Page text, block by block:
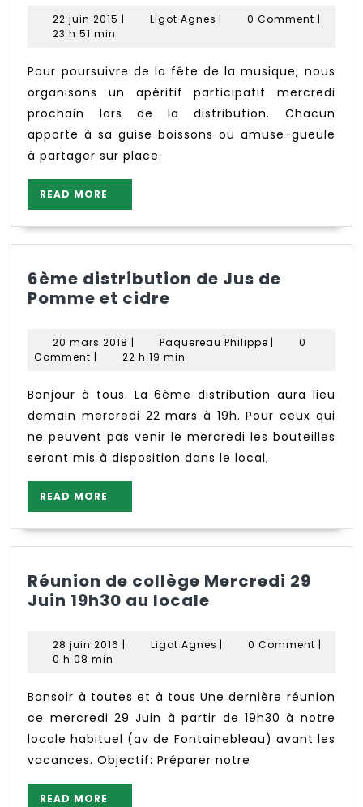
Mercredi
24
22 juin 2015 22| Ligot Agnes Ligot
| 0 Comment |
23 h 51 min
Pour poursuivre de la fête de la musique, nous
organisons un apéritif participatif mercredi
prochain lors de la distribution. Chacun
apporte à sa guise boissons ou amuse-gueule
à partager sur place.
READ MORE
MORE
6ème distribution de Jus de
Pomme et cidre
de
Jus
Pomme
et
cidre
20 mars 2018 20
mars
| Paquereau PhilippePaquereau
|
0
Comment | 22 h 19 min
Bonjour à tous. La 6ème distribution aura lieu
demain mercredi 22 mars à 19h. Pour ceux qui
ne peuvent pas venir le mercredi les bouteilles
seront mis à disposition dans le local,
READ MORE
MORE
Réunion de collège Mercredi 29
Juin 19h30 au locale
collège
Juin
19h30
au
locale
28 juin 2016 28
| Ligot Agnes Ligot
| 0 Comment |
0 h 08 min
Bonsoir à toutes et à tous Une dernière réunion
ce mercredi 29 Juin à partir de 19h30 à notre
locale habituel (av de Fontainebleau) avant les
vacances. Objectif: Préparer notre
READ MORE